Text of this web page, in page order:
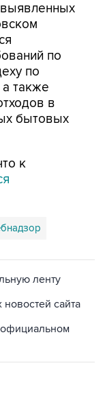
по
по
также
в
бытовых
к
ленту
сайта